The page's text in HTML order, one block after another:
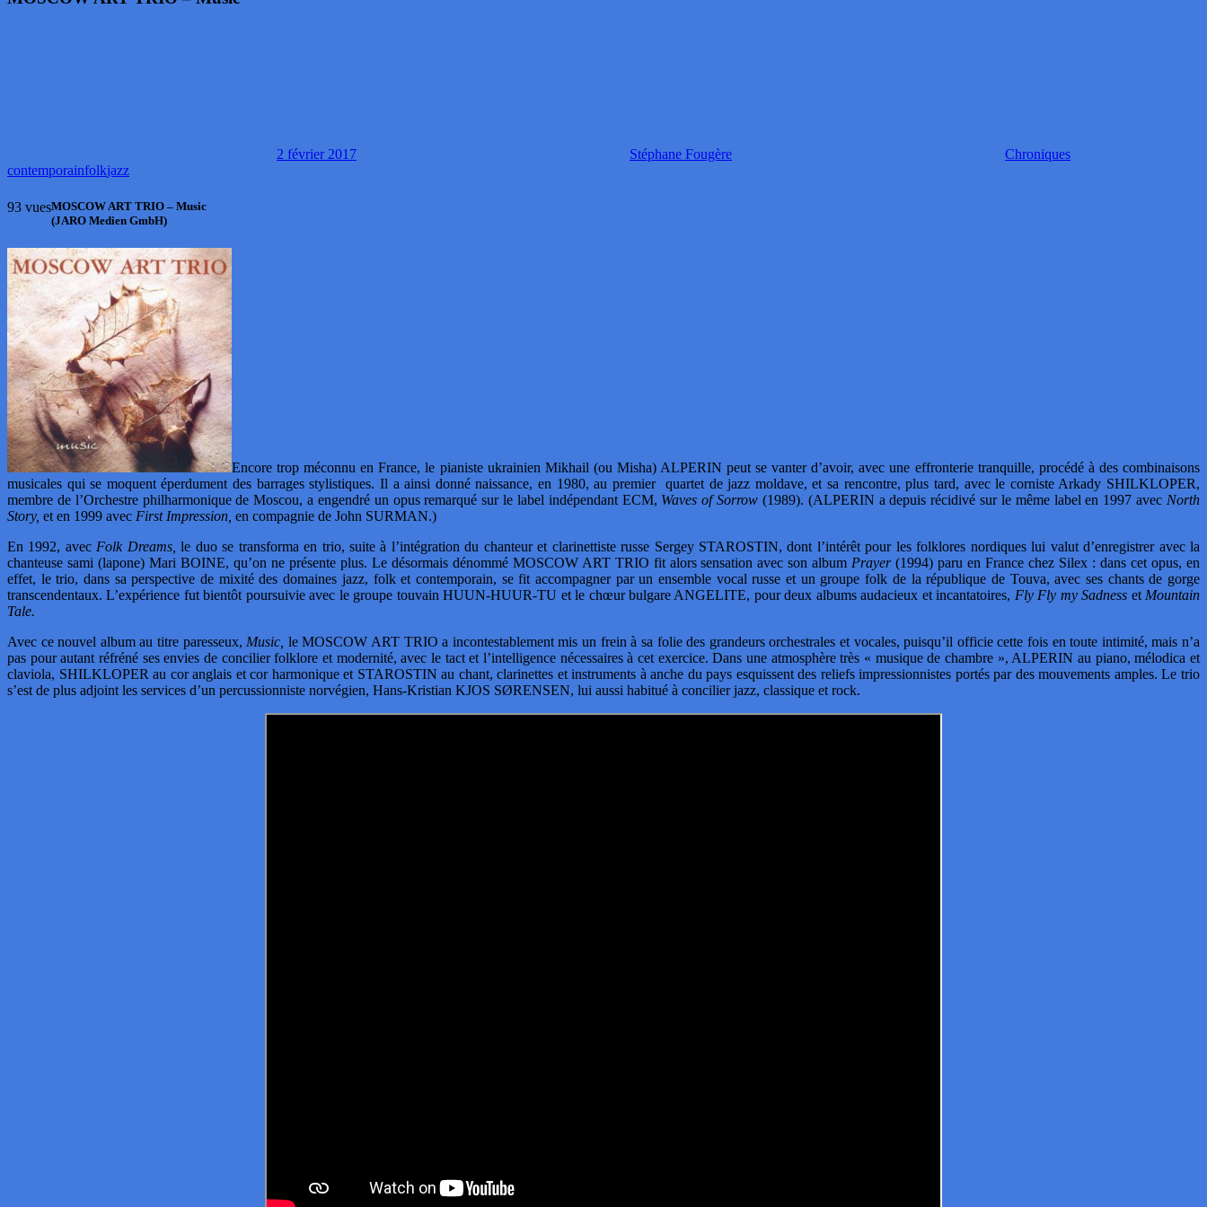
2 février 2017 Stéphane Fougère
Chroniques
contemporainfolkjazz
93 vuesMOSCOW ART TRIO – Music
(JARO Medien GmbH)
Encore trop méconnu en France, le pianiste ukrainien Mikhail (ou Misha) ALPERIN peut se vanter d’avoir, avec une effronterie tranquille, procédé à des combinaisons
musicales qui se moquent éperdument des barrages stylistiques. Il a ainsi donné naissance, en 1980, au premier quartet de jazz moldave, et sa rencontre, plus tard, avec le corniste Arkady SHILKLOPER,
membre de l’Orchestre philharmonique de Moscou, a engendré un opus remarqué sur le label indépendant ECM, Waves of Sorrow (1989). (ALPERIN a depuis récidivé sur le même label en 1997 avec North
Story, et en 1999 avec First Impression, en compagnie de John SURMAN.)
En 1992, avec Folk Dreams, le duo se transforma en trio, suite à l’intégration du chanteur et clarinettiste russe Sergey STAROSTIN, dont l’intérêt pour les folklores nordiques lui valut d’enregistrer avec la
chanteuse sami (lapone) Mari BOINE, qu’on ne présente plus. Le désormais dénommé MOSCOW ART TRIO fit alors sensation avec son album Prayer(1994) paru en France chez Silex : dans cet opus, en
effet, le trio, dans sa perspective de mixité des domaines jazz, folk et contemporain, se fit accompagner par un ensemble vocal russe et un groupe folk de la république de Touva, avec ses chants de gorge
transcendentaux. L’expérience fut bientôt poursuivie avec le groupe touvain HUUN-HUUR-TU et le chœur bulgare ANGELITE, pour deux albums audacieux et incantatoires, Fly Fly my Sadness et Mountain
Tale.
Avec ce nouvel album au titre paresseux, Music, le MOSCOW ART TRIO a incontestablement mis un frein à sa folie des grandeurs orchestrales et vocales, puisqu’il officie cette fois en toute intimité, mais n’a
pas pour autant réfréné ses envies de concilier folklore et modernité, avec le tact et l’intelligence nécessaires à cet exercice. Dans une atmosphère très « musique de chambre », ALPERIN au piano, mélodica et
claviola, SHILKLOPER au cor anglais et cor harmonique et STAROSTIN au chant, clarinettes et instruments à anche du pays esquissent des reliefs impressionnistes portés par des mouvements amples. Le trio
s’est de plus adjoint les services d’un percussionniste norvégien, Hans-Kristian KJOS SØRENSEN, lui aussi habitué à concilier jazz, classique et rock.